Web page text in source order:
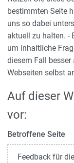
bestimmten Seite
uns so dabei
aktuell zu halten. -
um inhaltliche
diesem Fall
Webseiten selbst
Auf dieser
vor:
Betroffene Seite
Feedback für